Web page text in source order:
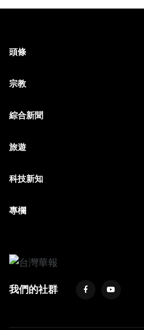
頭條
宗教
綜合新聞
旅遊
科技新知
專欄
我們的社群